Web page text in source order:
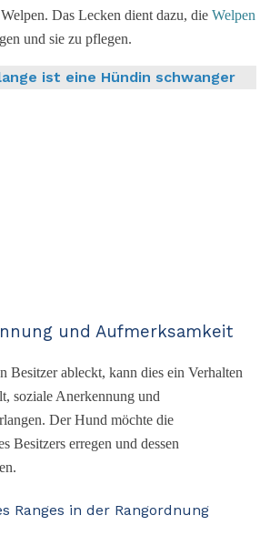
Das Lecken dient dazu, die Welpen
und sie zu pflegen.
ist eine Hündin schwanger
und Aufmerksamkeit
Besitzer ableckt, kann dies ein Verhalten
soziale Anerkennung und
Der Hund möchte die
Besitzers erregen und dessen
Ranges in der Rangordnung